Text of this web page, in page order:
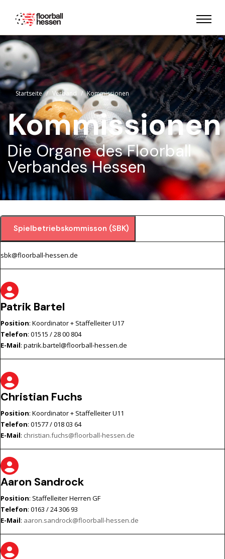
Startseite Verband Kommissionen
Kommissionen
Die Organe des Floorball
Verbandes Hessen
Spielbetriebskommisson (SBK)
sbk@floorball-hessen.de
Patrik Bartel
Position: Koordinator + Staffelleiter U17
Telefon: 01515 / 28 00 804
E-Mail: patrik.bartel@floorball-hessen.de
Christian Fuchs
Position: Koordinator + Staffelleiter U11
Telefon: 01577 / 018 03 64
E-Mail: christian.fuchs@floorball-hessen.de
Aaron Sandrock
Position: Staffelleiter Herren GF
Telefon: 0163 / 24 306 93
E-Mail: aaron.sandrock@floorball-hessen.de